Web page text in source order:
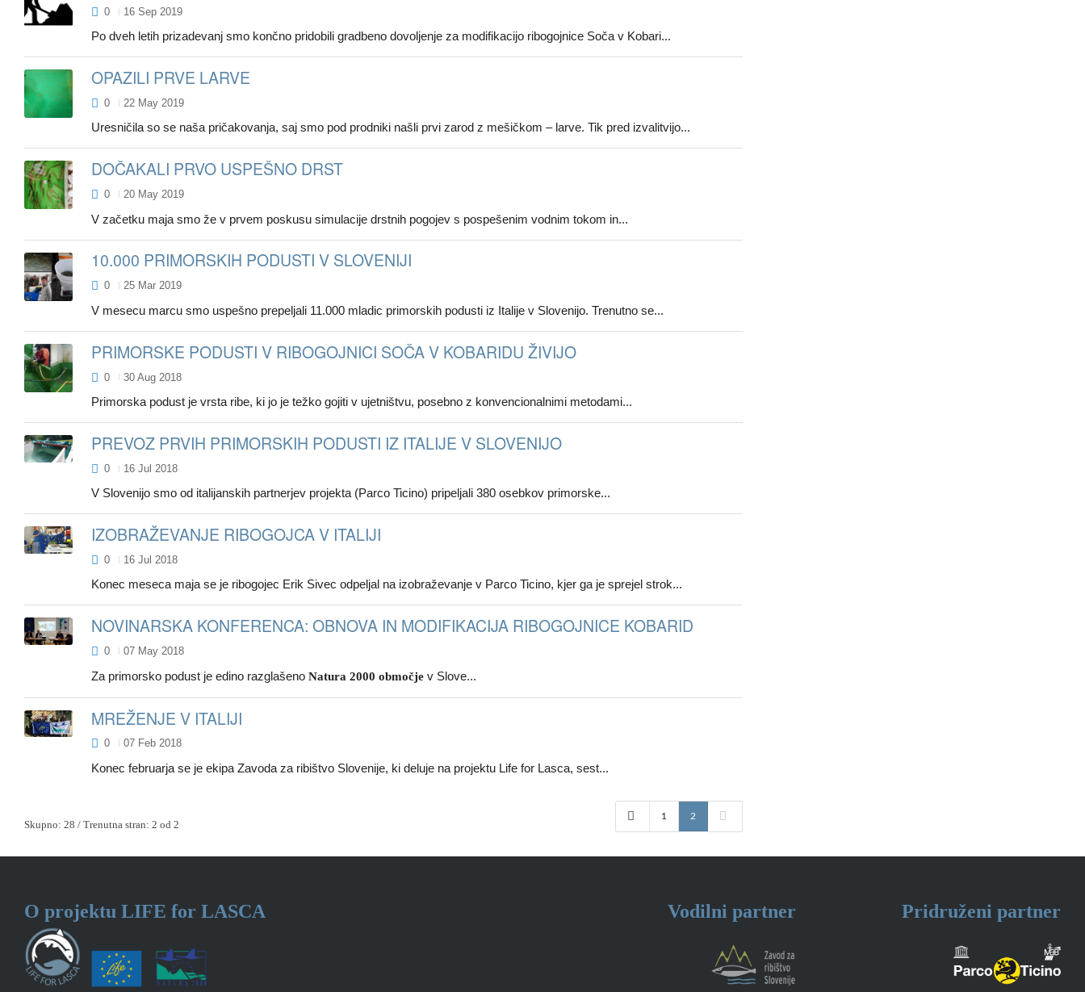
0 16 Sep 2019
Po dveh letih prizadevanj smo končno pridobili gradbeno dovoljenje za modifikacijo ribogojnice Soča v Kobari...
OPAZILI PRVE LARVE
0 22 May 2019
Uresničila so se naša pričakovanja, saj smo pod prodniki našli prvi zarod z mešičkom – larve. Tik pred izvalitvijo...
DOČAKALI PRVO USPEŠNO DRST
0 20 May 2019
V začetku maja smo že v prvem poskusu simulacije drstnih pogojev s pospešenim vodnim tokom in...
10.000 PRIMORSKIH PODUSTI V SLOVENIJI
0 25 Mar 2019
V mesecu marcu smo uspešno prepeljali 11.000 mladic primorskih podusti iz Italije v Slovenijo. Trenutno se...
PRIMORSKE PODUSTI V RIBOGOJNICI SOČA V KOBARIDU ŽIVIJO
0 30 Aug 2018
Primorska podust je vrsta ribe, ki jo je težko gojiti v ujetništvu, posebno z konvencionalnimi metodami...
PREVOZ PRVIH PRIMORSKIH PODUSTI IZ ITALIJE V SLOVENIJO
0 16 Jul 2018
V Slovenijo smo od italijanskih partnerjev projekta (Parco Ticino) pripeljali 380 osebkov primorske...
IZOBRAŽEVANJE RIBOGOJCA V ITALIJI
0 16 Jul 2018
Konec meseca maja se je ribogojec Erik Sivec odpeljal na izobraževanje v Parco Ticino, kjer ga je sprejel strok...
NOVINARSKA KONFERENCA: OBNOVA IN MODIFIKACIJA RIBOGOJNICE KOBARID
0 07 May 2018
Za primorsko podust je edino razglašeno Natura 2000 območjev Slove...
MREŽENJE V ITALIJI
0 07 Feb 2018
Konec februarja se je ekipa Zavoda za ribištvo Slovenije, ki deluje na projektu Life for Lasca, sest...
Skupno: 28 / Trenutna stran: 2 od 2
1 2
O projektu LIFE for LASCA Vodilni partner Pridruženi partner